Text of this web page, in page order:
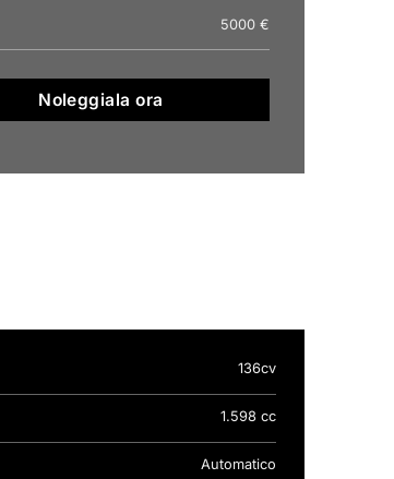
5000 €
Noleggiala ora
136cv
1.598 cc
Automatico